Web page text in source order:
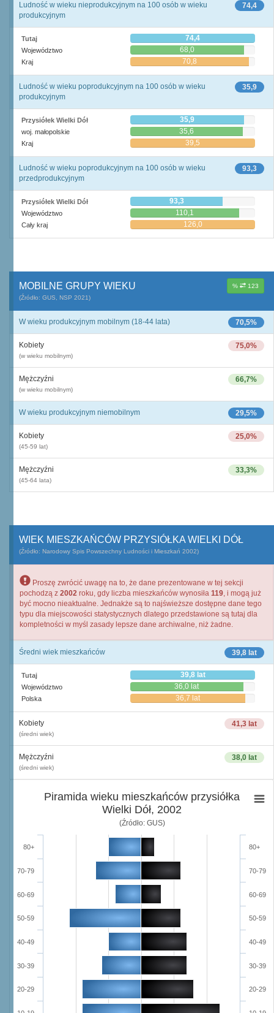
74,4
Ludność w wieku nieprodukcyjnym na 100 osób w wieku
produkcyjnym
Tutaj 74,4
Województwo 68,0
Kraj 70,8
35,9
Ludność w wieku poprodukcyjnym na 100 osób w wieku
produkcyjnym
Przysiółek Wielki Dół 35,9
woj. małopolskie 35,6
Kraj 39,5
93,3
Ludność w wieku poprodukcyjnym na 100 osób w wieku
przedprodukcyjnym
Przysiółek Wielki Dół 93,3
Województwo 110,1
Cały kraj 126,0
% 123
MOBILNE GRUPY WIEKU
(Źródło: GUS, NSP 2021)
70,5%
W wieku produkcyjnym mobilnym (18-44 lata)
75,0%
Kobiety
(w wieku mobilnym)
66,7%
Mężczyźni
(w wieku mobilnym)
29,5%
W wieku produkcyjnym niemobilnym
25,0%
Kobiety
(45-59 lat)
33,3%
Mężczyźni
(45-64 lata)
WIEK MIESZKAŃCÓW PRZYSIÓŁKA WIELKI DÓŁ
(Źródło: Narodowy Spis Powszechny Ludności i Mieszkań 2002)
Proszę zwrócić uwagę na to, że dane prezentowane w tej sekcji
pochodzą z 2002 roku, gdy liczba mieszkańców wynosiła 119, i mogą już
być mocno nieaktualne. Jednakże są to najświeższe dostępne dane tego
typu dla miejscowości statystycznych dlatego przedstawione są tutaj dla
kompletności w myśl zasady lepsze dane archiwalne, niż żadne.
39,8 lat
Średni wiek mieszkańców
Tutaj 39,8 lat
Województwo 36,0 lat
Polska 36,7 lat
41,3 lat
Kobiety
(średni wiek)
38,0 lat
Mężczyźni
(średni wiek)
Piramida wieku mieszkańców przysiółka
Wielki Dół, 2002
(Źródło: GUS)
20-29
30-39
40-49
50-59
60-69
70-79
80+
20-29
30-39
40-49
50-59
60-69
70-79
80+